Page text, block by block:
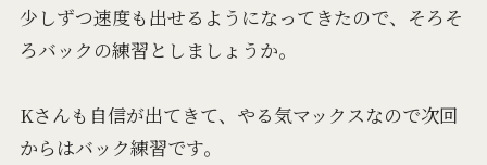
少しずつ速度も出せるようになってきたので、そろそ
ろバックの練習としましょうか。
Kさんも自信が出てきて、やる気マックスなので次回
からはバック練習です。